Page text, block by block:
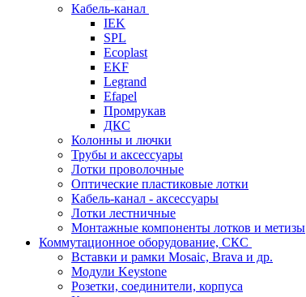
Кабель-канал
IEK
SPL
Ecoplast
EKF
Legrand
Efapel
Промрукав
ДКС
Колонны и лючки
Трубы и аксессуары
Лотки проволочные
Оптические пластиковые лотки
Кабель-канал - аксессуары
Лотки лестничные
Монтажные компоненты лотков и метизы
Коммутационное оборудование, СКС
Вставки и рамки Mosaic, Brava и др.
Модули Keystone
Розетки, соединители, корпуса